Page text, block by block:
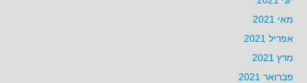
מאי 2021
אפריל 2021
מרץ 2021
פברואר 2021